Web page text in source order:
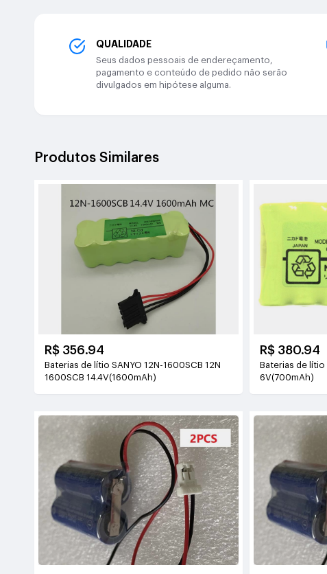
QUALIDADE
Seus dados pessoais de endereçamento,
pagamento e conteúdo de pedido não serão
divulgados em hipótese alguma.
Produtos Similares
R$ 356.94
Baterias de lítio SANYO 12N-1600SCB 12N
1600SCB 14.4V(1600mAh)
R$ 380.94
Baterias de lítio
6V(700mAh)